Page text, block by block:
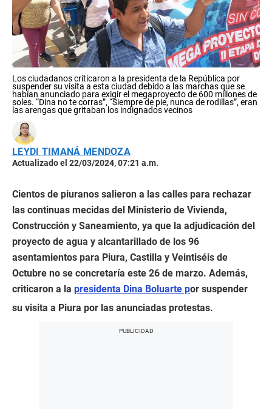
Los ciudadanos criticaron a la presidenta de la República por
suspender su visita a esta ciudad debido a las marchas que se
habían anunciado para exigir el megaproyecto de 600 millones de
soles. “Dina no te corras”, “Siempre de pie, nunca de rodillas”, eran
las arengas que gritaban los indignados vecinos
LEYDI TIMANÁ MENDOZA
Actualizado el 22/03/2024, 07:21 a.m.
Cientos de piuranos salieron a las calles para rechazar
las continuas mecidas del Ministerio de Vivienda,
Construcción y Saneamiento, ya que la adjudicación del
proyecto de agua y alcantarillado de los 96
asentamientos para Piura, Castilla y Veintiséis de
Octubre no se concretaría este 26 de marzo. Además,
criticaron a la presidenta Dina Boluarte por suspender
su visita a Piura por las anunciadas protestas.